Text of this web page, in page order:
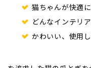
猫ちゃんが快適
どんなインテリ
かわいい、使用